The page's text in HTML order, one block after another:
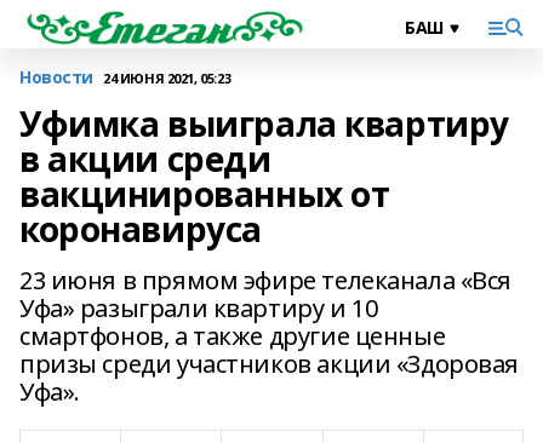
Новости 24 ИЮНЯ 2021, 05:23
Уфимка выиграла квартиру
в акции среди
вакцинированных от
коронавируса
23 июня в прямом эфире телеканала «Вся
Уфа» разыграли квартиру и 10
смартфонов, а также другие ценные
призы среди участников акции «Здоровая
Уфа».